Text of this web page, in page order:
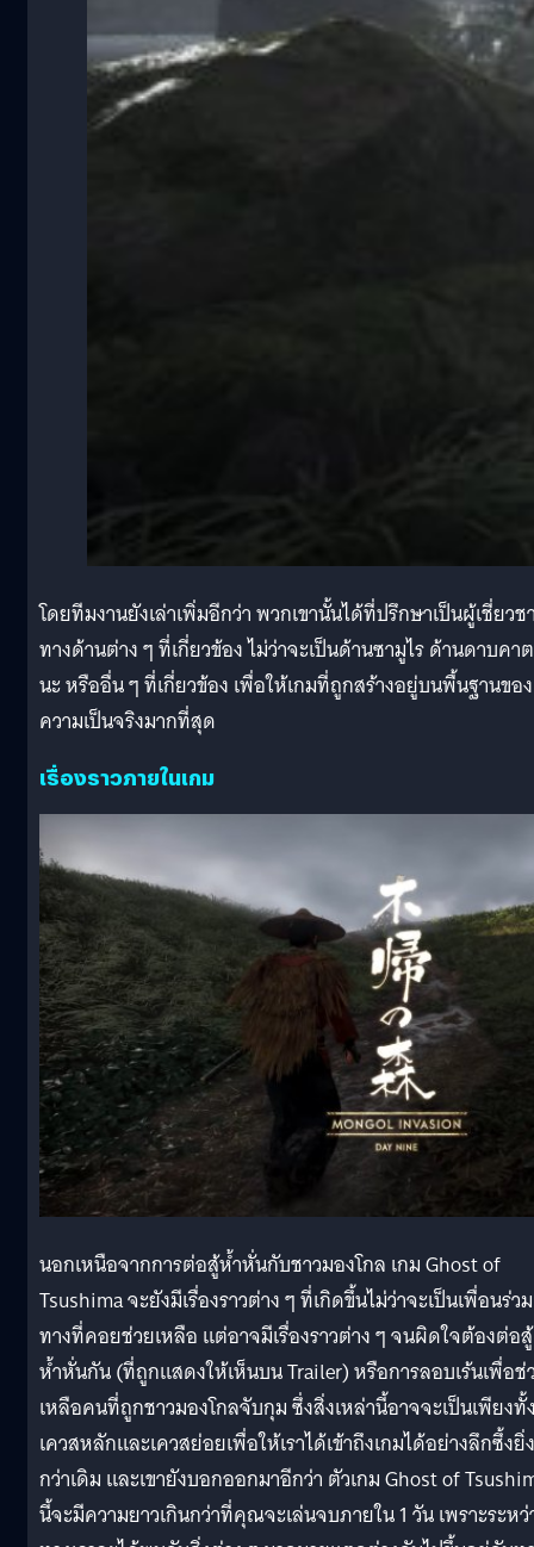
โดยทีมงานยังเล่าเพิ่มอีกว่า พวกเขานั้นได้ที่ปรึกษาเป็นผู้เชี่ยว
ทางด้านต่าง ๆ ที่เกี่ยวข้อง ไม่ว่าจะเป็นด้านซามูไร ด้านดาบคา
นะ หรืออื่น ๆ ที่เกี่ยวข้อง เพื่อให้เกมที่ถูกสร้างอยู่บนพื้นฐานของ
ความเป็นจริงมากที่สุด
เรื่องราวภายในเกม
นอกเหนือจากการต่อสู้ห้ำหั่นกับชาวมองโกล เกม Ghost of
Tsushima จะยังมีเรื่องราวต่าง ๆ ที่เกิดขึ้นไม่ว่าจะเป็นเพื่อนร่วม
ทางที่คอยช่วยเหลือ แต่อาจมีเรื่องราวต่าง ๆ จนผิดใจต้องต่อสู้
ห้ำหั่นกัน (ที่ถูกแสดงให้เห็นบน Trailer) หรือการลอบเร้นเพื่อช่
เหลือคนที่ถูกชาวมองโกลจับกุม ซึ่งสิ่งเหล่านี้อาจจะเป็นเพียงทั้
เควสหลักและเควสย่อยเพื่อให้เราได้เข้าถึงเกมได้อย่างลึกซึ้งยิ่ง
กว่าเดิม และเขายังบอกออกมาอีกว่า ตัวเกม Ghost of
นี้จะมีความยาวเกินกว่าที่คุณจะเล่นจบภายใน 1 วัน เพราะระหว่